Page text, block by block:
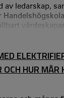
av ledarskap,
HUR MÅR